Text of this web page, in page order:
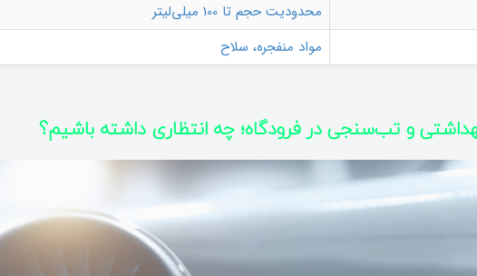
محدودیت حجم تا 100 میلی‌لیتر
مواد منفجره، سلاح
و تب‌سنجی در فرودگاه؛ چه انتظاری داشته باشیم؟